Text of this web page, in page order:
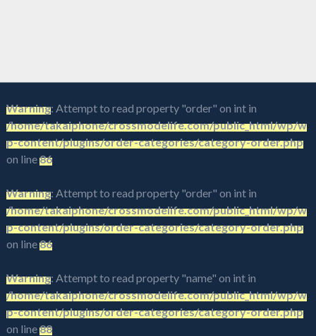
Warning: Attempt to read property "order" on int in
/home/takaiphone/crossmodelife.com/public_html/wp/w
p-content/plugins/order-categories/category-order.php
on line86
Warning: Attempt to read property "order" on int in
/home/takaiphone/crossmodelife.com/public_html/wp/w
p-content/plugins/order-categories/category-order.php
on line86
Warning: Attempt to read property "name" on int in
/home/takaiphone/crossmodelife.com/public_html/wp/w
p-content/plugins/order-categories/category-order.php
on line88